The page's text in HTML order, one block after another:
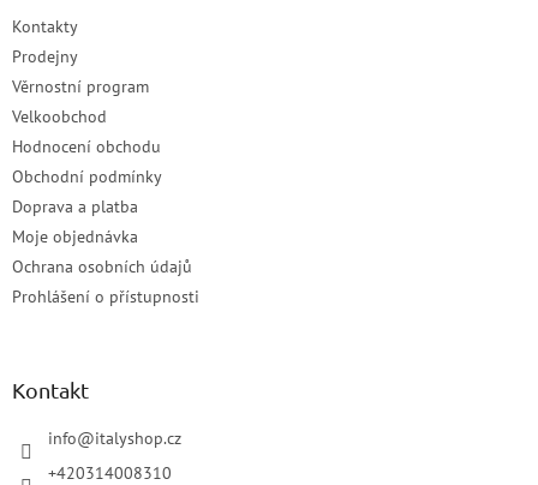
Kontakty
Prodejny
Věrnostní program
Velkoobchod
Hodnocení obchodu
Obchodní podmínky
Doprava a platba
Moje objednávka
Ochrana osobních údajů
Prohlášení o přístupnosti
Kontakt
info@italyshop.cz
+420314008310